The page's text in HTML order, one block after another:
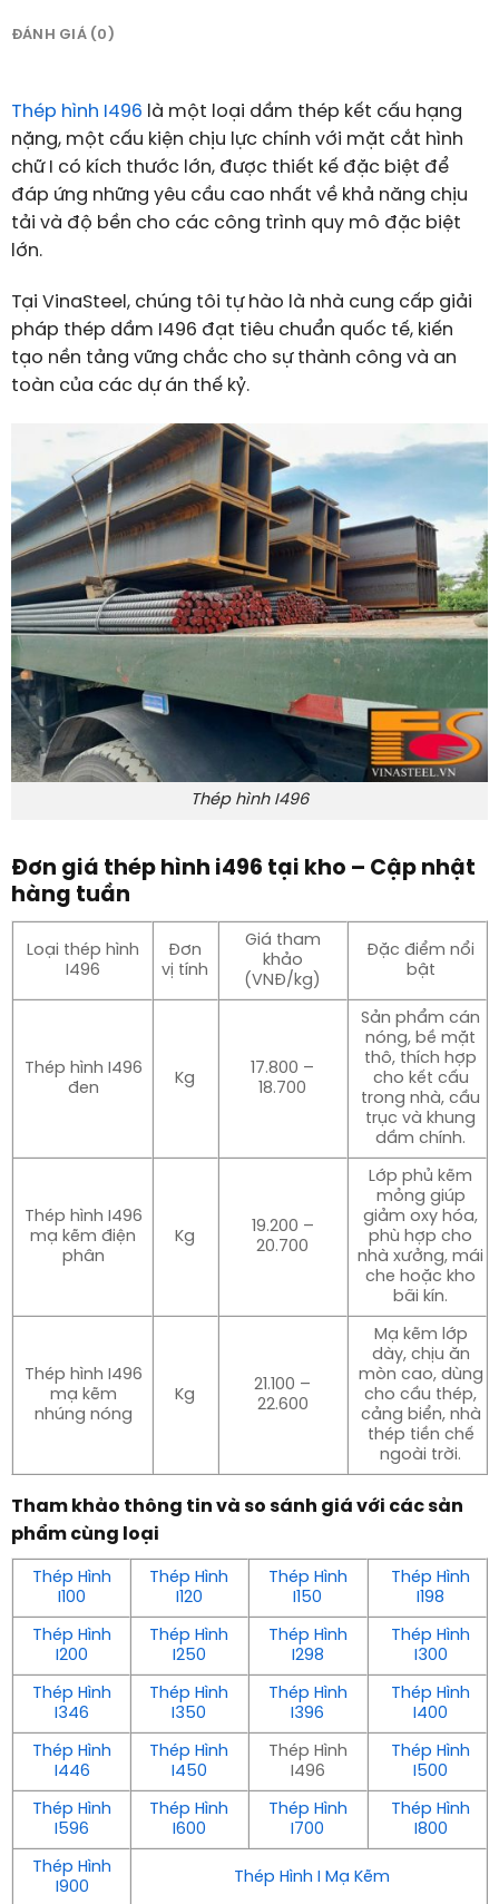
ĐÁNH GIÁ (0)
Thép hình I496 là một loại dầm thép kết cấu hạng
nặng, một cấu kiện chịu lực chính với mặt cắt hình
chữ I có kích thước lớn, được thiết kế đặc biệt để
đáp ứng những yêu cầu cao nhất về khả năng chịu
tải và độ bền cho các công trình quy mô đặc biệt
lớn.
Tại VinaSteel, chúng tôi tự hào là nhà cung cấp giải
pháp thép dầm I496 đạt tiêu chuẩn quốc tế, kiến
tạo nền tảng vững chắc cho sự thành công và an
toàn của các dự án thế kỷ.
Thép hình I496
Đơn giá thép hình i496 tại kho – Cập nhật
hàng tuần
Loại thép hình
I496
Đơn
vị tính
Giá tham
khảo
(VNĐ/kg)
Đặc điểm nổi
bật
Thép hình I496
đen
Kg
17.800 –
18.700
Sản phẩm cán
nóng, bề mặt
thô, thích hợp
cho kết cấu
trong nhà, cầu
trục và khung
dầm chính.
Thép hình I496
mạ kẽm điện
phân
Kg
19.200 –
20.700
Lớp phủ kẽm
mỏng giúp
giảm oxy hóa,
phù hợp cho
nhà xưởng, mái
che hoặc kho
bãi kín.
Thép hình I496
mạ kẽm
nhúng nóng
Kg
21.100 –
22.600
Mạ kẽm lớp
dày, chịu ăn
mòn cao, dùng
cho cầu thép,
cảng biển, nhà
thép tiền chế
ngoài trời.
Tham khảo thông tin và so sánh giá với các sản
phẩm cùng loại
Thép Hình
I100
Thép Hình
I120
Thép Hình
I150
Thép Hình
I198
Thép Hình
I200
Thép Hình
I250
Thép Hình
I298
Thép Hình
I300
Thép Hình
I346
Thép Hình
I350
Thép Hình
I396
Thép Hình
I400
Thép Hình
I446
Thép Hình
I450
Thép Hình
I496
Thép Hình
I500
Thép Hình
I596
Thép Hình
I600
Thép Hình
I700
Thép Hình
I800
Thép Hình
I900
Thép Hình I Mạ Kẽm